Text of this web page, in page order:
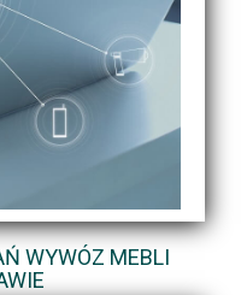
WYWÓZ MEBLI